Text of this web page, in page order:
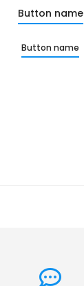
Button name
Button name